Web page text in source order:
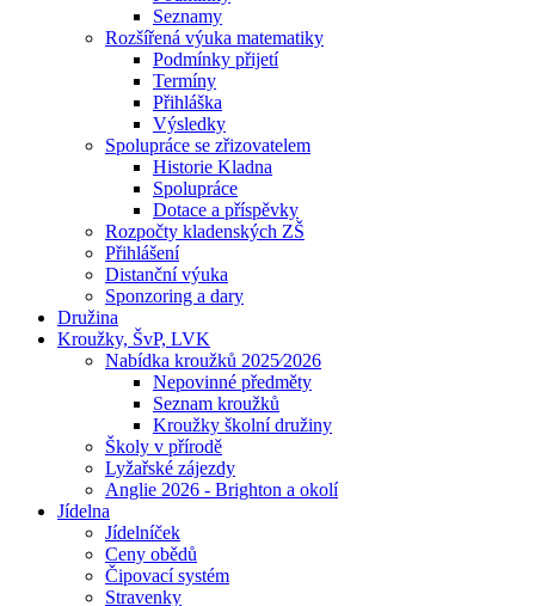
Seznamy
Rozšířená výuka matematiky
Podmínky přijetí
Termíny
Přihláška
Výsledky
Spolupráce se zřizovatelem
Historie Kladna
Spolupráce
Dotace a příspěvky
Rozpočty kladenských ZŠ
Přihlášení
Distanční výuka
Sponzoring a dary
Družina
Kroužky, ŠvP, LVK
Nabídka kroužků 2025⁄2026
Nepovinné předměty
Seznam kroužků
Kroužky školní družiny
Školy v přírodě
Lyžařské zájezdy
Anglie 2026 - Brighton a okolí
Jídelna
Jídelníček
Ceny obědů
Čipovací systém
Stravenky